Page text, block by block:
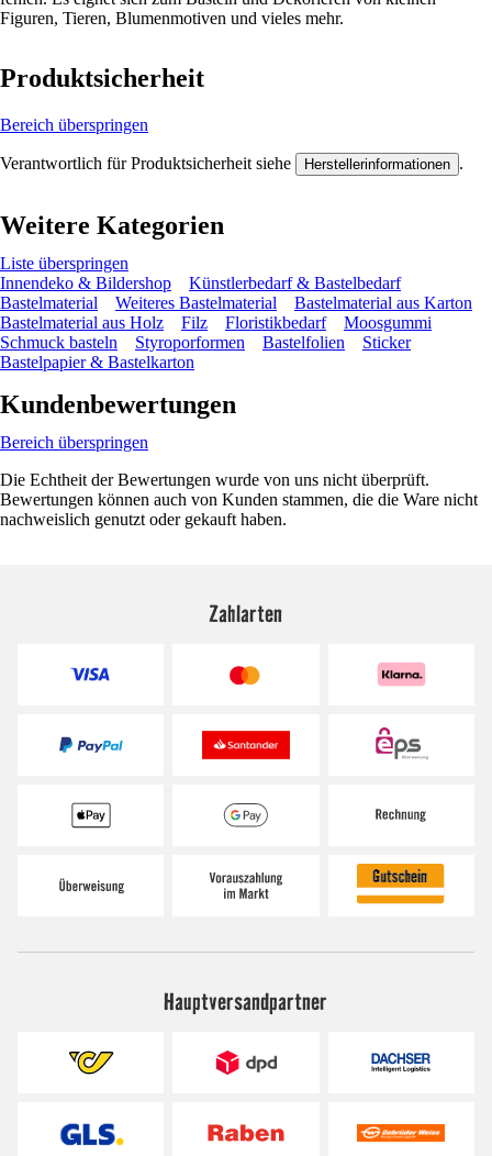
Figuren, Tieren, Blumenmotiven und vieles mehr.
Produktsicherheit
Bereich überspringen
Verantwortlich für Produktsicherheit siehe Herstellerinformationen .
Weitere Kategorien
Liste überspringen
Innendeko & Bildershop
Künstlerbedarf & Bastelbedarf
Bastelmaterial
Weiteres Bastelmaterial
Bastelmaterial aus Karton
Bastelmaterial aus Holz
Filz Floristikbedarf
Moosgummi
Schmuck basteln
Styroporformen Bastelfolien
Sticker
Bastelpapier & Bastelkarton
Kundenbewertungen
Bereich überspringen
Die Echtheit der Bewertungen wurde von uns nicht überprüft.
Bewertungen können auch von Kunden stammen, die die Ware nicht
nachweislich genutzt oder gekauft haben.
Zahlarten
Hauptversandpartner